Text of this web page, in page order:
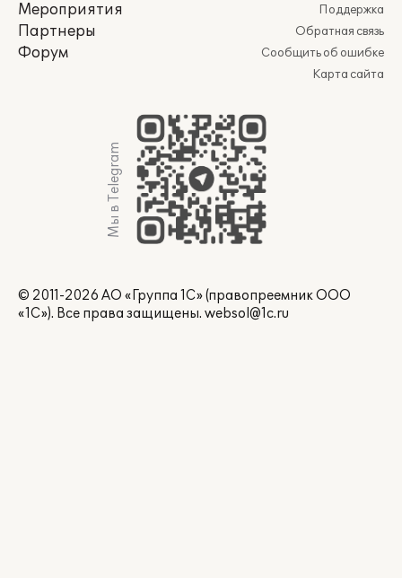
Мероприятия
Партнеры
Форум
Поддержка
Обратная связь
Сообщить об ошибке
Карта сайта
Мы в Telegram
© 2011-2026 АО «Группа 1С» (правопреемник ООО
«1С»). Все права защищены. websol@1c.ru